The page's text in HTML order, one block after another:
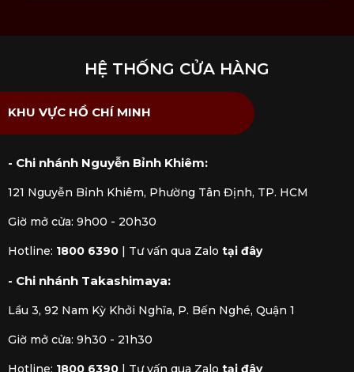
HỆ THỐNG CỬA HÀNG
KHU VỰC HỒ CHÍ MINH
- Chi nhánh Nguyễn Bỉnh Khiêm:
121 Nguyễn Bỉnh Khiêm, Phường Tân Định, TP. HCM
Giờ mở cửa: 9h00 - 20h30
Hotline: 1800 6390 Tư vấn qua Zalo tại đây
- Chi nhánh Takashimaya:
Lầu 3, 92 Nam Kỳ Khởi Nghĩa, P. Bến Nghé, Quận 1
Giờ mở cửa: 9h30 - 21h30
Hotline: 1800 6390 Tư vấn qua Zalo tại đây